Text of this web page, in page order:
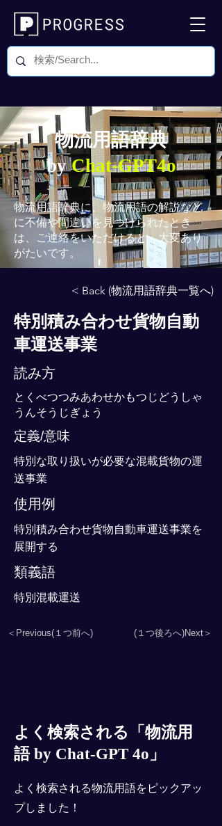
物流用語辞典
byChat-GPT4o
物流用語辞典に、物流用語の解説など
に不備や間違いを見つけられたとき
は、ご連絡をいただけると、大変あり
がたいです。
< Back (物流用語辞典一覧へ)
特別積み合わせ貨物自動
車運送事業
読み方
とくべつつみあわせかもつじどうしゃ
うんそうじぎょう
定義/意味
特別な取り扱いが必要な混載貨物の運
送事業
使用例
特別積み合わせ貨物自動車運送事業を
展開する
類義語
特別混載運送
＜Previous(１つ前へ) (１つ後ろへ)Next＞
よく検索される「物流用
語 by Chat-GPT 4o」
よく検索される物流用語をピックアッ
プしました！